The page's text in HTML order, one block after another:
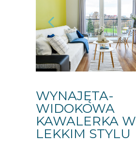
WYNAJĘTA-
WIDOKOWA
KAWALERKA W
LEKKIM STYLU